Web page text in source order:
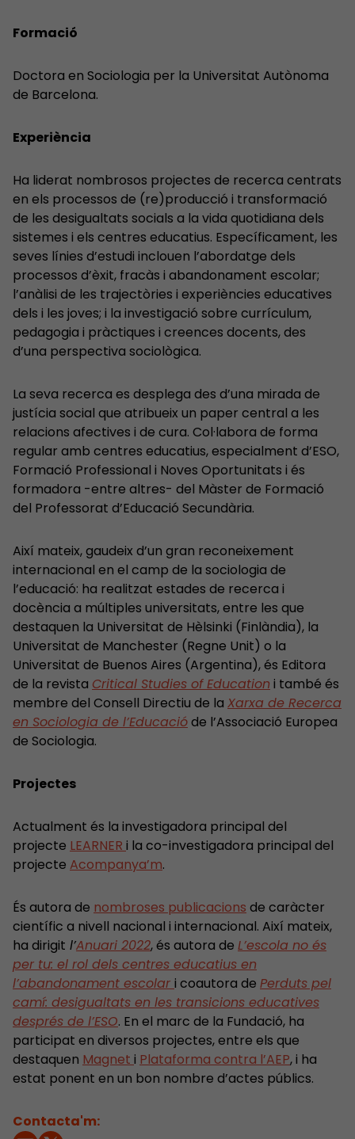
Formació
Doctora en Sociologia per la Universitat Autònoma
de Barcelona.
Experiència
Ha liderat nombrosos projectes de recerca centrats
en els processos de (re)producció i transformació
de les desigualtats socials a la vida quotidiana dels
sistemes i els centres educatius. Específicament, les
seves línies d’estudi inclouen l’abordatge dels
processos d’èxit, fracàs i abandonament escolar;
l’anàlisi de les trajectòries i experiències educatives
dels i les joves; i la investigació sobre currículum,
pedagogia i pràctiques i creences docents, des
d’una perspectiva sociològica.
La seva recerca es desplega des d’una mirada de
justícia social que atribueix un paper central a les
relacions afectives i de cura. Col·labora de forma
regular amb centres educatius, especialment d’ESO,
Formació Professional i Noves Oportunitats i és
formadora -entre altres- del Màster de Formació
del Professorat d’Educació Secundària.
Així mateix, gaudeix d’un gran reconeixement
internacional en el camp de la sociologia de
l’educació: ha realitzat estades de recerca i
docència a múltiples universitats, entre les que
destaquen la Universitat de Hèlsinki (Finlàndia), la
Universitat de Manchester (Regne Unit) o la
Universitat de Buenos Aires (Argentina), és Editora
de la revista Critical Studies of Education i també és
membre del Consell Directiu de la Xarxa de Recerca
en Sociologia de l’Educacióde l’Associació Europea
de Sociologia.
Projectes
Actualment és la investigadora principal del
projecte LEARNER i la co-investigadora principal del
projecte Acompanya’m.
És autora de nombroses publicacions de caràcter
científic a nivell nacional i internacional. Així mateix,
ha dirigit l’Anuari 2022, és autora de L’escola no és
per tu: el rol dels centres educatius en
l’abandonament escolar i coautora de Perduts pel
camí: desigualtats en les transicions educatives
després de l’ESO. En el marc de la Fundació, ha
participat en diversos projectes, entre els que
destaquen Magnet i Plataforma contra l’AEP, i ha
estat ponent en un bon nombre d’actes públics.
Contacta'm: